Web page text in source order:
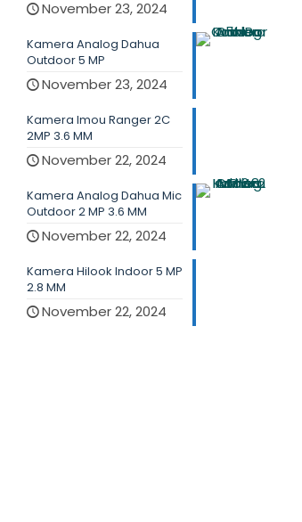
November 23, 2024
Kamera Analog Dahua
Outdoor 5 MP
November 23, 2024
Kamera Imou Ranger 2C
2MP 3.6 MM
November 22, 2024
Kamera Analog Dahua Mic
Outdoor 2 MP 3.6 MM
November 22, 2024
Kamera Hilook Indoor 5 MP
2.8 MM
November 22, 2024